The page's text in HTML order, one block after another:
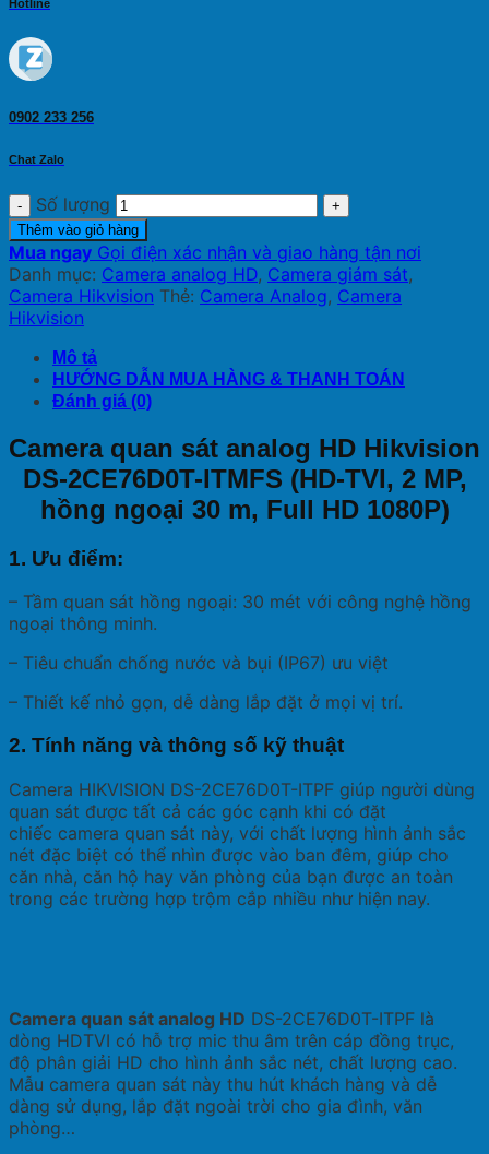
Hotline
0902 233 256
Chat Zalo
Số lượng
Thêm vào giỏ hàng
Mua ngay Gọi điện xác nhận và giao hàng tận nơi
Danh mục: Camera analog HD, Camera giám sát,
Camera Hikvision Thẻ: Camera Analog, Camera
Hikvision
Mô tả
HƯỚNG DẪN MUA HÀNG & THANH TOÁN
Đánh giá (0)
Camera quan sát analog HD Hikvision
DS-2CE76D0T-ITMFS (HD-TVI, 2 MP,
hồng ngoại 30 m, Full HD 1080P)
1. Ưu điểm:
– Tầm quan sát hồng ngoại: 30 mét với công nghệ hồng
ngoại thông minh.
– Tiêu chuẩn chống nước và bụi (IP67) ưu việt
– Thiết kế nhỏ gọn, dễ dàng lắp đặt ở mọi vị trí.
2. Tính năng và thông số kỹ thuật
Camera HIKVISION DS-2CE76D0T-ITPF giúp người dùng
quan sát được tất cả các góc cạnh khi có đặt
chiếc camera quan sát này, với chất lượng hình ảnh sắc
nét đặc biệt có thể nhìn được vào ban đêm, giúp cho
căn nhà, căn hộ hay văn phòng của bạn được an toàn
trong các trường hợp trộm cắp nhiều như hiện nay.
Camera quan sát analog HD DS-2CE76D0T-ITPF là
dòng HDTVI có hỗ trợ mic thu âm trên cáp đồng trục,
độ phân giải HD cho hình ảnh sắc nét, chất lượng cao.
Mẫu camera quan sát này thu hút khách hàng và dễ
dàng sử dụng, lắp đặt ngoài trời cho gia đình, văn
phòng…